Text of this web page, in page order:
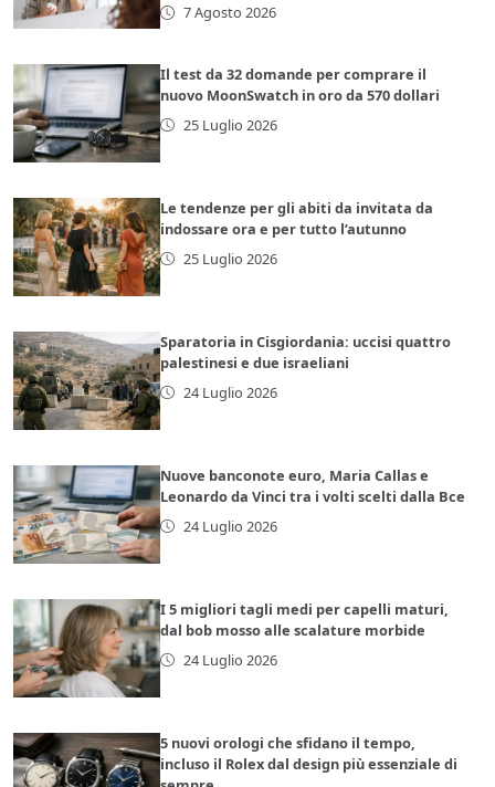
7 Agosto 2026
Il test da 32 domande per comprare il
nuovo MoonSwatch in oro da 570 dollari
25 Luglio 2026
Le tendenze per gli abiti da invitata da
indossare ora e per tutto l’autunno
25 Luglio 2026
Sparatoria in Cisgiordania: uccisi quattro
palestinesi e due israeliani
24 Luglio 2026
Nuove banconote euro, Maria Callas e
Leonardo da Vinci tra i volti scelti dalla Bce
24 Luglio 2026
I 5 migliori tagli medi per capelli maturi,
dal bob mosso alle scalature morbide
24 Luglio 2026
5 nuovi orologi che sfidano il tempo,
incluso il Rolex dal design più essenziale di